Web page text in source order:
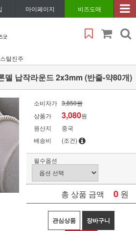
마이페이지 비즈도매
탈진주
델 납작라운드 2x3mm (반줄-약80개)
소비자가 3,850원
상품가
3,080원
원산지
중국
배송비
(조건)
필수옵션
총 상품 금액 0 원
관심상품 장바구니